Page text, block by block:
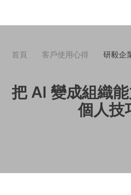
首頁 客戶使用心得 研毅企
把 AI 變成組織
個人技